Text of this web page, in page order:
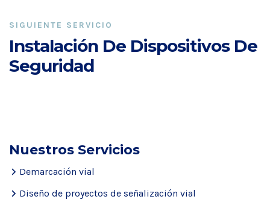
SIGUIENTE SERVICIO
Instalación De Dispositivos De
Seguridad
Nuestros Servicios
Demarcación vial
Diseño de proyectos de señalización vial